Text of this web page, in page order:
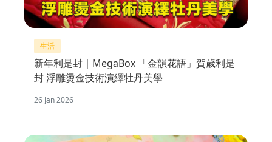
生活
新年利是封｜MegaBox 「金韻花語」賀歲利是
封 浮雕燙金技術演繹牡丹美學
26 Jan 2026